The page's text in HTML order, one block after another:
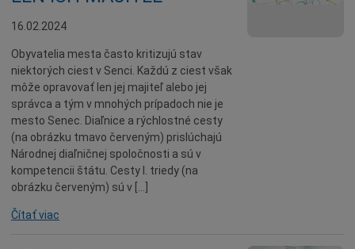
16.02.2024
Obyvatelia mesta často kritizujú stav
niektorých ciest v Senci. Každú z ciest však
môže opravovať len jej majiteľ alebo jej
správca a tým v mnohých prípadoch nie je
mesto Senec. Diaľnice a rýchlostné cesty
(na obrázku tmavo červeným) prislúchajú
Národnej diaľničnej spoločnosti a sú v
kompetencii štátu. Cesty I. triedy (na
obrázku červeným) sú v […]
Čítať viac